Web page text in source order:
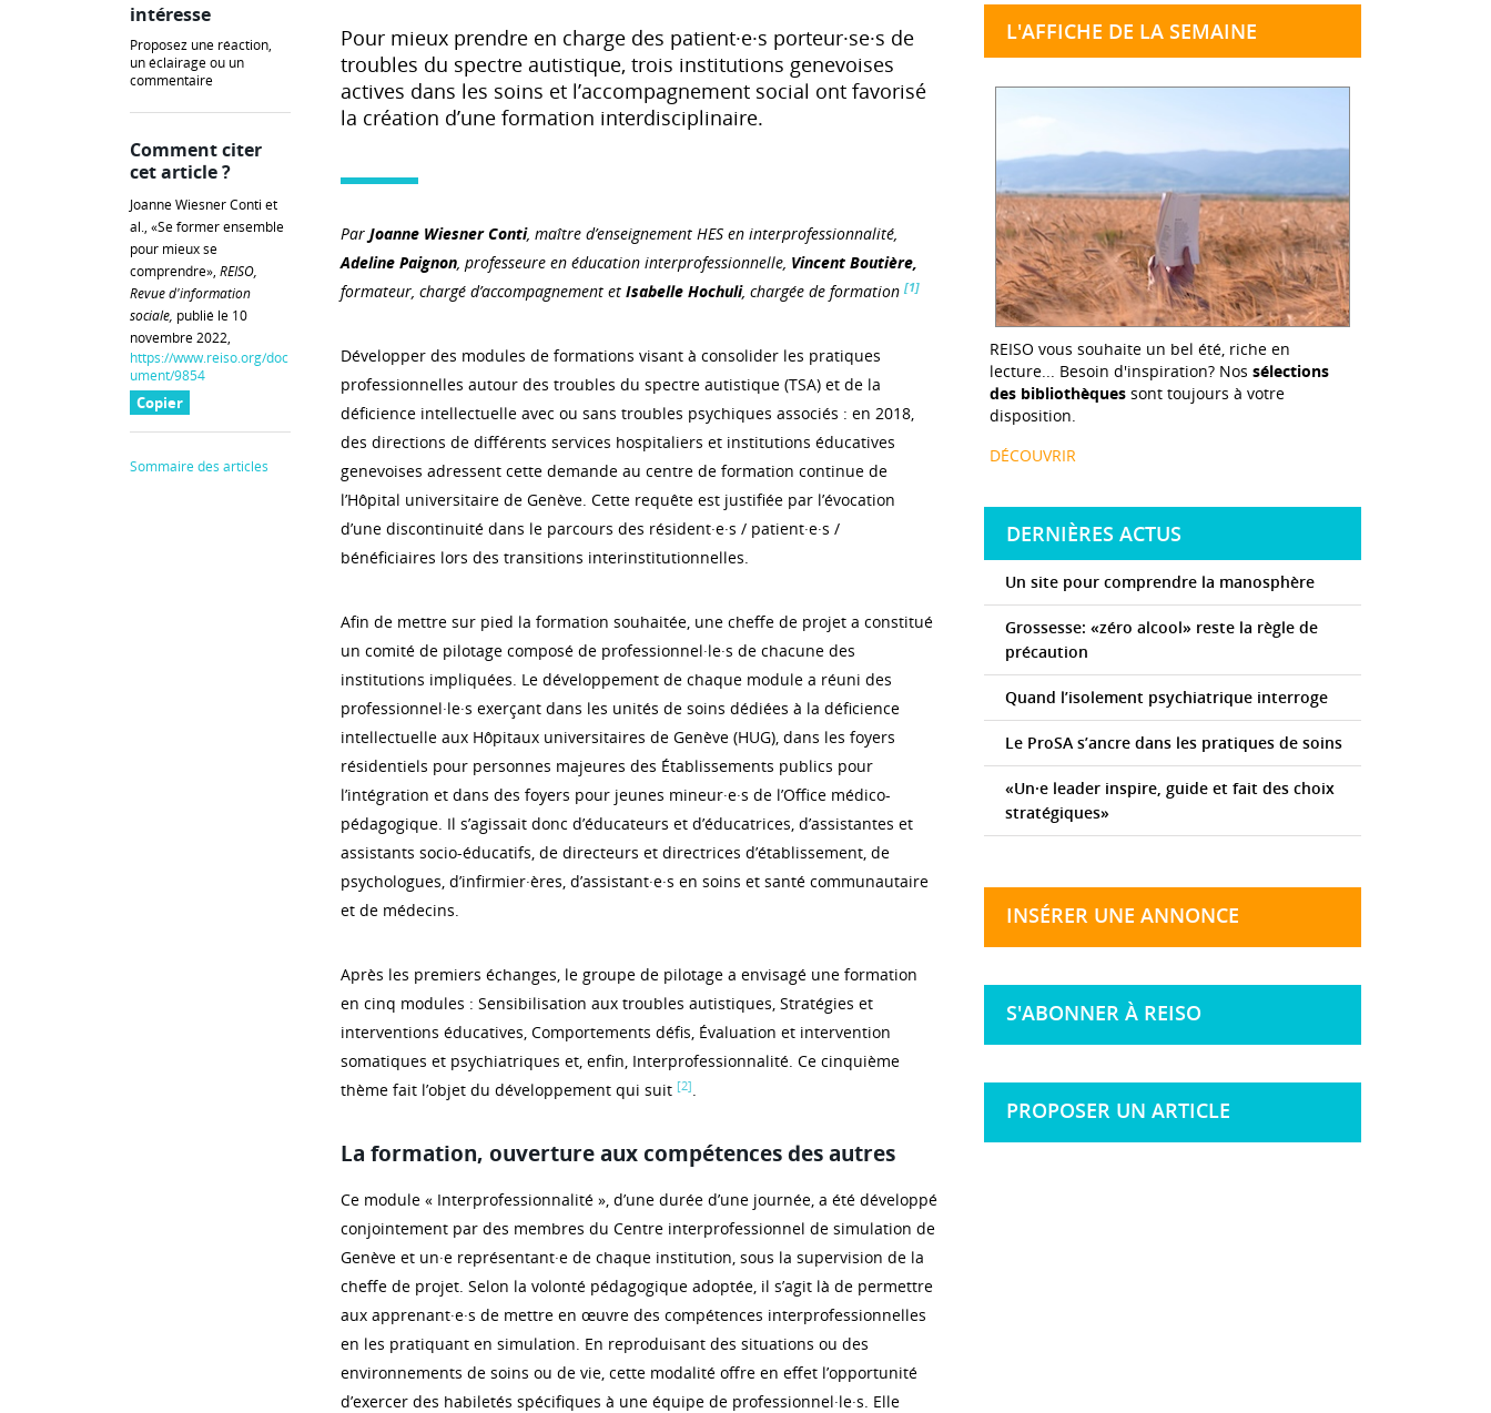
Pour mieux prendre en charge des patient·e·s porteur·se·s de
troubles du spectre autistique, trois institutions genevoises
actives dans les soins et l’accompagnement social ont favorisé
la création d’une formation interdisciplinaire.
Par Joanne Wiesner Conti, maître d’enseignement HES en interprofessionnalité,
Adeline Paignon, professeure en éducation interprofessionnelle, Vincent Boutière,
formateur, chargé d’accompagnement et Isabelle Hochuli, chargée de formation [1]
Développer des modules de formations visant à consolider les pratiques
professionnelles autour des troubles du spectre autistique (TSA) et de la
déficience intellectuelle avec ou sans troubles psychiques associés : en 2018,
des directions de différents services hospitaliers et institutions éducatives
genevoises adressent cette demande au centre de formation continue de
l’Hôpital universitaire de Genève. Cette requête est justifiée par l’évocation
d’une discontinuité dans le parcours des résident·e·s / patient·e·s /
bénéficiaires lors des transitions interinstitutionnelles.
Afin de mettre sur pied la formation souhaitée, une cheffe de projet a constitué
un comité de pilotage composé de professionnel·le·s de chacune des
institutions impliquées. Le développement de chaque module a réuni des
professionnel·le·s exerçant dans les unités de soins dédiées à la déficience
intellectuelle aux Hôpitaux universitaires de Genève (HUG), dans les foyers
résidentiels pour personnes majeures des Établissements publics pour
l’intégration et dans des foyers pour jeunes mineur·e·s de l’Office médico-
pédagogique. Il s’agissait donc d’éducateurs et d’éducatrices, d’assistantes et
assistants socio-éducatifs, de directeurs et directrices d’établissement, de
psychologues, d’infirmier·ères, d’assistant·e·s en soins et santé communautaire
et de médecins.
Après les premiers échanges, le groupe de pilotage a envisagé une formation
en cinq modules : Sensibilisation aux troubles autistiques, Stratégies et
interventions éducatives, Comportements défis, Évaluation et intervention
somatiques et psychiatriques et, enfin, Interprofessionnalité. Ce cinquième
thème fait l’objet du développement qui suit [2].
La formation, ouverture aux compétences des autres
Ce module « Interprofessionnalité », d’une durée d’une journée, a été développé
conjointement par des membres du Centre interprofessionnel de simulation de
Genève et un·e représentant·e de chaque institution, sous la supervision de la
cheffe de projet. Selon la volonté pédagogique adoptée, il s’agit là de permettre
aux apprenant·e·s de mettre en œuvre des compétences interprofessionnelles
en les pratiquant en simulation. En reproduisant des situations ou des
environnements de soins ou de vie, cette modalité offre en effet l’opportunité
d’exercer des habiletés spécifiques à une équipe de professionnel·le·s. Elle
intéresse
Proposez une réaction,
un éclairage ou un
commentaire
Comment citer
cet article ?
Joanne Wiesner Conti et
al., «Se former ensemble
pour mieux se
comprendre», REISO,
Revue d'information
sociale, publié le 10
novembre 2022,
https://www.reiso.org/doc
ument/9854
Copier
Sommaire des articles
L'AFFICHE DE LA SEMAINE
REISO vous souhaite un bel été, riche en
lecture... Besoin d'inspiration? Nos sélections
des bibliothèques sont toujours à votre
disposition.
DÉCOUVRIR
DERNIÈRES ACTUS
Un site pour comprendre la manosphère
Grossesse: «zéro alcool» reste la règle de
précaution
Quand l’isolement psychiatrique interroge
Le ProSA s’ancre dans les pratiques de soins
«Un·e leader inspire, guide et fait des choix
stratégiques»
INSÉRER UNE ANNONCE
S'ABONNER À REISO
PROPOSER UN ARTICLE